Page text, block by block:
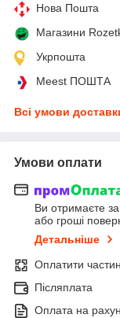
Нова Пошта
Магазини
Укрпошта
Meest ПОШТА
Всі умови
Умови оплати
Ви отримаєте
або гроші
Детальніше
Оплатити
Післяплата
Оплата на